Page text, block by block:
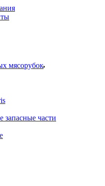
мясорубок
запасные части